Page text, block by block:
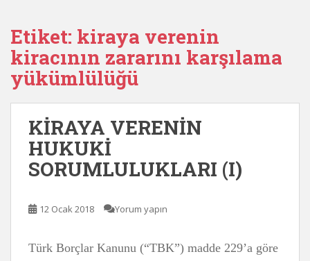
Etiket: kiraya verenin
kiracının zararını karşılama
yükümlülüğü
KİRAYA VERENİN
HUKUKİ
SORUMLULUKLARI (I)
12 Ocak 2018 Yorum yapın
Türk Borçlar Kanunu (“TBK”) madde 229’a göre